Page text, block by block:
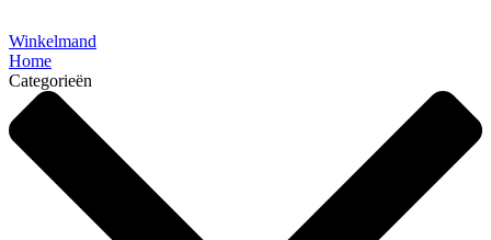
Winkelmand
Home
Categorieën